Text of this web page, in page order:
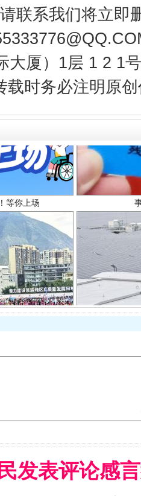
联系我们将立即
大厦）1层 1 2 1
载时务必注明原
等你上场
开幕 规模
发表评论感